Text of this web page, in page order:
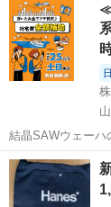
≪
結晶SAWウェーハ
120日＆土日祝休
◎正社員登用制度
人気の工場のお仕
山梨 国母駅